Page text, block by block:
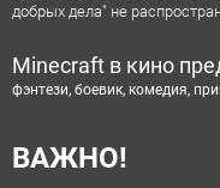
добрых дела" не
Minecraft в кино
фэнтези, боевик, комедия,
ВАЖНО!